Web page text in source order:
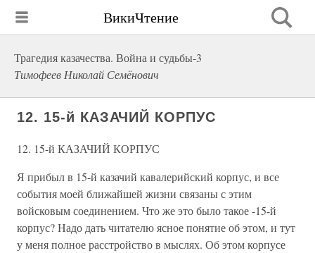
ВикиЧтение
Трагедия казачества. Война и судьбы-3
Тимофеев Николай Семёнович
12. 15-й КАЗАЧИЙ КОРПУС
12. 15-й КАЗАЧИЙ КОРПУС
Я прибыл в 15-й казачий кавалерийский корпус, и все
события моей ближайшей жизни связаны с этим
войсковым соединением. Что же это было такое -15-й
корпус? Надо дать читателю ясное понятие об этом, и тут
у меня полное расстройство в мыслях. Об этом корпусе